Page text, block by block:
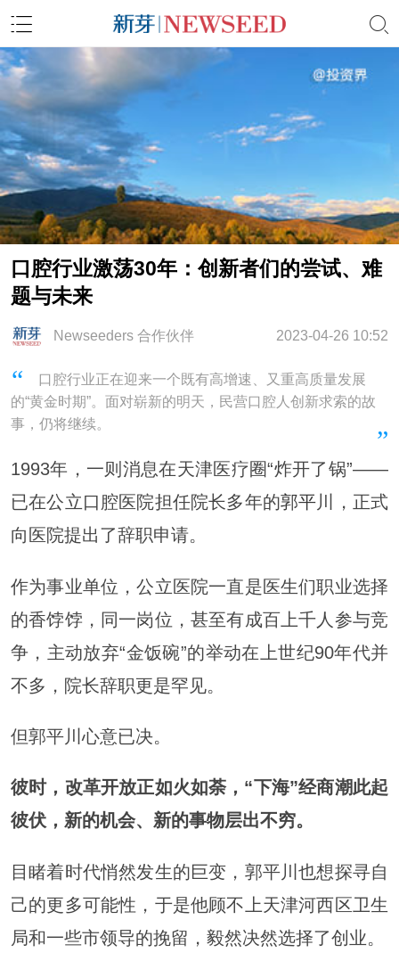
口腔行业激荡30年：创新者们的尝试、难
题与未来
2023-04-26 10:52
Newseeders 合作伙伴
口腔行业正在迎来一个既有高增速、又重高质量发展
的“黄金时期”。面对崭新的明天，民营口腔人创新求索的故
事，仍将继续。
1993年，一则消息在天津医疗圈“炸开了锅”——
已在公立口腔医院担任院长多年的郭平川，正式
向医院提出了辞职申请。
作为事业单位，公立医院一直是医生们职业选择
的香饽饽，同一岗位，甚至有成百上千人参与竞
争，主动放弃“金饭碗”的举动在上世纪90年代并
不多，院长辞职更是罕见。
但郭平川心意已决。
彼时，改革开放正如火如荼，“下海”经商潮此起
彼伏，新的机会、新的事物层出不穷。
目睹着时代悄然发生的巨变，郭平川也想探寻自
己的更多可能性，于是他顾不上天津河西区卫生
局和一些市领导的挽留，毅然决然选择了创业。